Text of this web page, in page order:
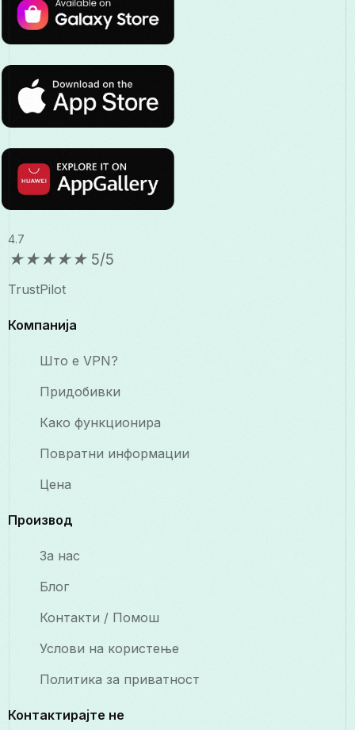
4.7
★★★★★ 5/5
TrustPilot
Компанија
Што е VPN?
Придобивки
Како функционира
Повратни информации
Цена
Производ
За нас
Блог
Контакти / Помош
Услови на користење
Политика за приватност
Контактирајте не